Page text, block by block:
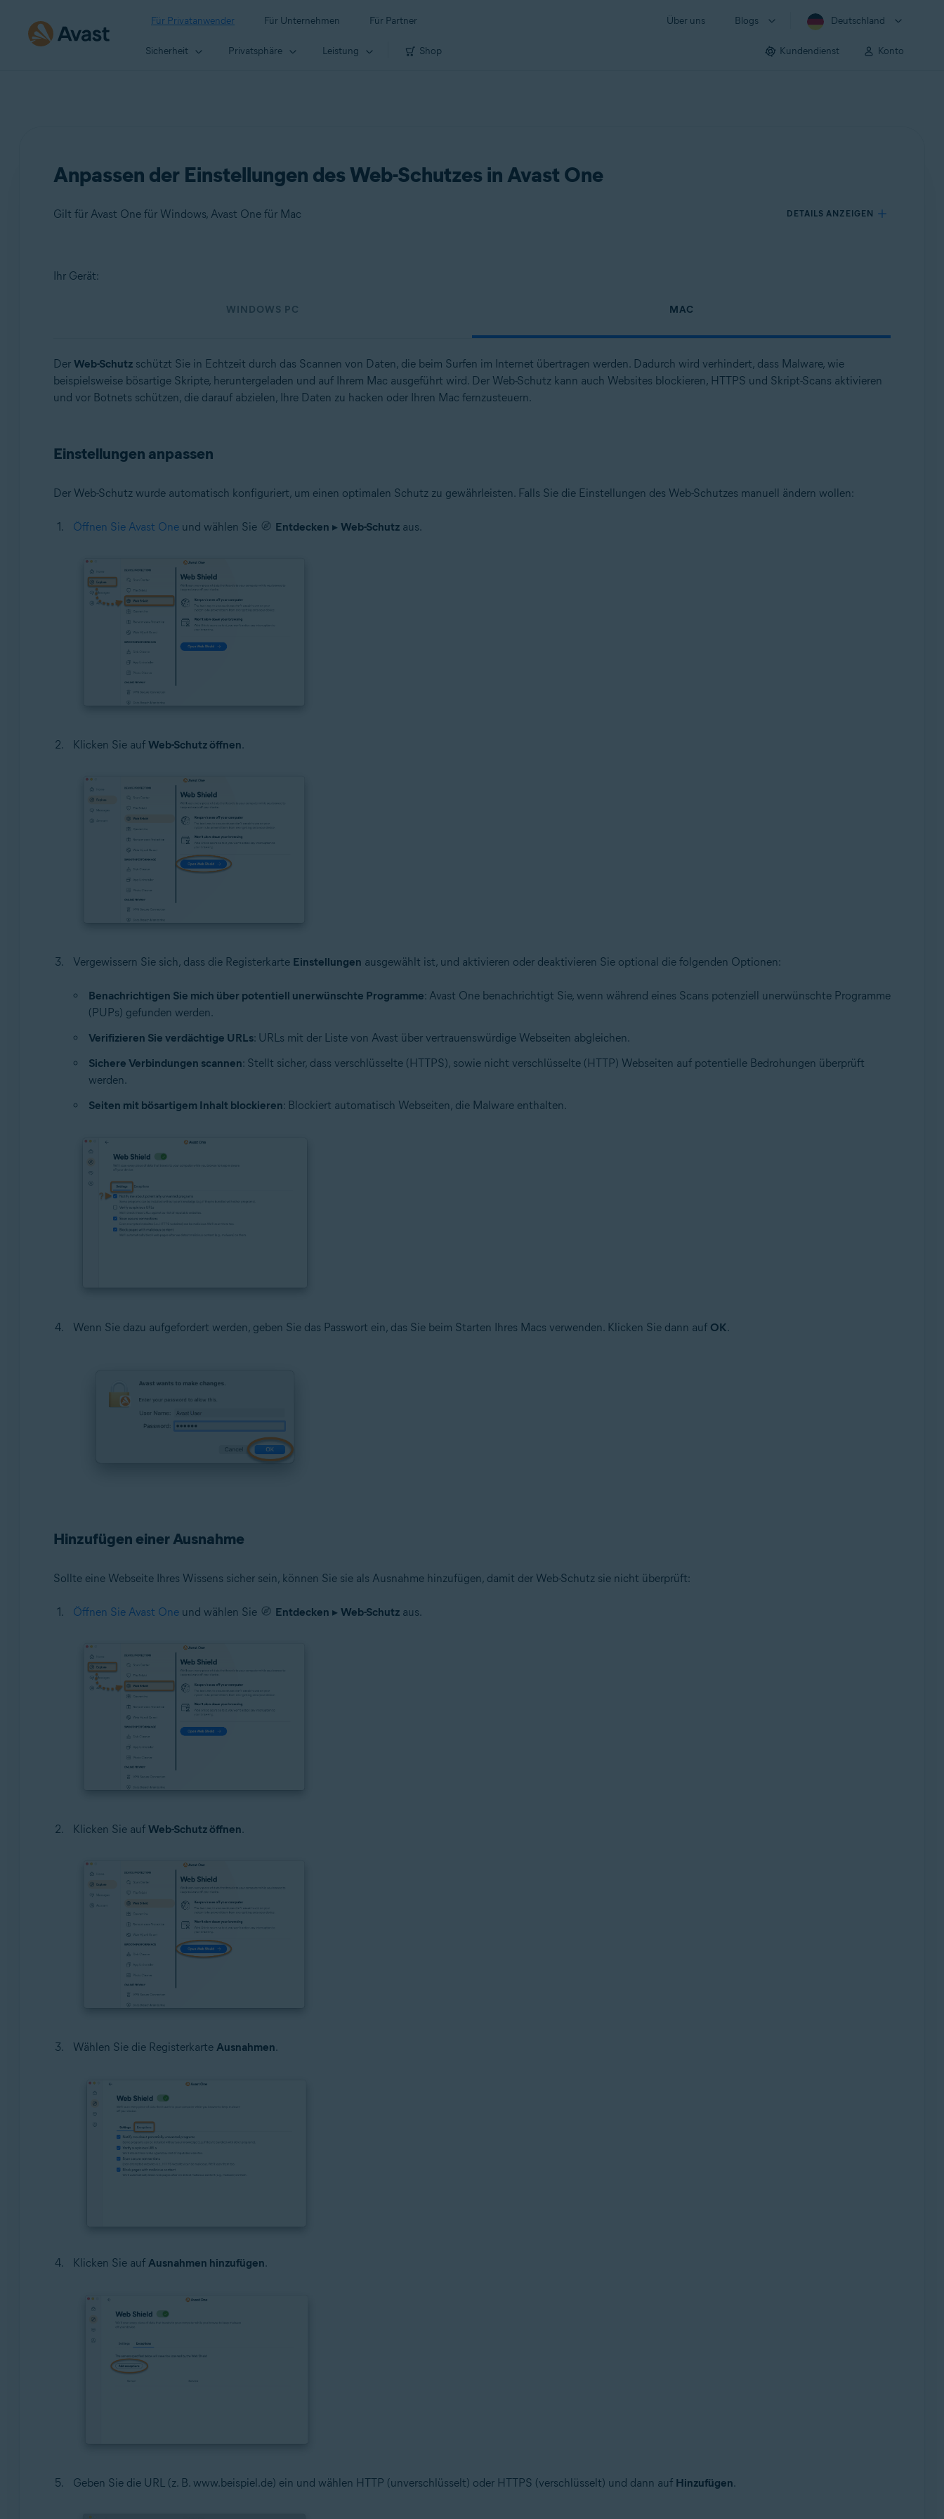
Für Privatanwender Für Unternehmen Für Partner Über uns Blogs Deutschland
Sicherheit Privatsphäre Leistung Shop Kundendienst Konto
Anpassen der Einstellungen des Web-Schutzes in Avast One
Gilt für Avast One für Windows, Avast One für Mac DETAILS ANZEIGEN
Produkte:
Microsoft Windows 11 Home/Pro/Enterprise/Education
Microsoft Windows 10 Home/Pro/Enterprise/Education – 32-/64-Bit
Microsoft Windows 8.1 Home/Pro/Enterprise/Education – 32-/64-Bit
Apple macOS 14.x (Sonoma)
Apple macOS 12.x (Monterey)
Apple macOS 10.15.x (Catalina)
Apple macOS 10.13.x (High Sierra)
Ihr Gerät:
WINDOWS PC MAC
Der Web-Schutzschützt Sie in Echtzeit durch das Scannen von Daten, die beim Surfen im Internet übertragen werden. Dadurch wird verhindert, dass Malware, wie
beispielsweise bösartige Skripte, heruntergeladen und auf Ihrem Mac ausgeführt wird. Der Web-Schutz kann auch Websites blockieren, HTTPS und Skript-Scans aktivieren
und vor Botnets schützen, die darauf abzielen, Ihre Daten zu hacken oder Ihren Mac fernzusteuern.
Einstellungen anpassen
Der Web-Schutz wurde automatisch konfiguriert, um einen optimalen Schutz zu gewährleisten. Falls Sie die Einstellungen des Web-Schutzes manuell ändern wollen:
Öffnen Sie Avast Oneund wählen Sie Entdecken ▸ Web-Schutzaus.
Klicken Sie auf Web-Schutz öffnen.
Vergewissern Sie sich, dass die Registerkarte Einstellungen ausgewählt ist, und aktivieren oder deaktivieren Sie optional die folgenden Optionen:
Benachrichtigen Sie mich über potentiell unerwünschte Programme: Avast One benachrichtigt Sie, wenn während eines Scans potenziell unerwünschte Programme
(PUPs) gefunden werden.
Verifizieren Sie verdächtige URLs: URLs mit der Liste von Avast über vertrauenswürdige Webseiten abgleichen.
Sichere Verbindungen scannen: Stellt sicher, dass verschlüsselte (HTTPS), sowie nicht verschlüsselte (HTTP) Webseiten auf potentielle Bedrohungen überprüft
werden.
Seiten mit bösartigem Inhalt blockieren: Blockiert automatisch Webseiten, die Malware enthalten.
Wenn Sie dazu aufgefordert werden, geben Sie das Passwort ein, das Sie beim Starten Ihres Macs verwenden. Klicken Sie dann auf OK.
Hinzufügen einer Ausnahme
Sollte eine Webseite Ihres Wissens sicher sein, können Sie sie als Ausnahme hinzufügen, damit der Web-Schutz sie nicht überprüft:
Öffnen Sie Avast Oneund wählen Sie Entdecken ▸ Web-Schutzaus.
Klicken Sie auf Web-Schutz öffnen.
Wählen Sie die Registerkarte Ausnahmen.
Klicken Sie auf Ausnahmen hinzufügen.
Geben Sie die URL (z. B. www.beispiel.de) ein und wählen HTTP (unverschlüsselt) oder HTTPS (verschlüsselt) und dann auf Hinzufügen.